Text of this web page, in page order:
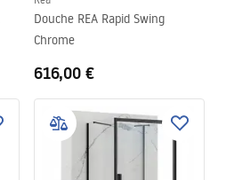
Douche REA Rapid Swing
Chrome
616,00 €